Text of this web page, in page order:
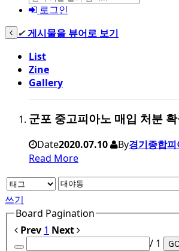
검
로그인
✔게시물을 뷰어로 보기
List
Zine
Gallery
군포 중고피아노 매입 처분
Date2020.07.10 By경기종합
Read More
쓰기
Board Pagination
Prev 1 Next
/ 1